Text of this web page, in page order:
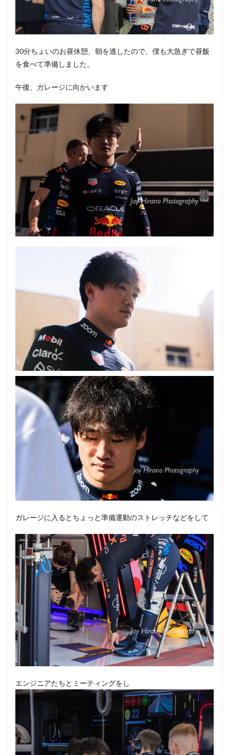
30分ちょいのお昼休憩、朝を逃したので、僕も大急ぎで昼飯
を食べて準備しました。
午後、ガレージに向かいます
ガレージに入るとちょっと準備運動のストレッチなどをして
エンジニアたちとミーティングをし